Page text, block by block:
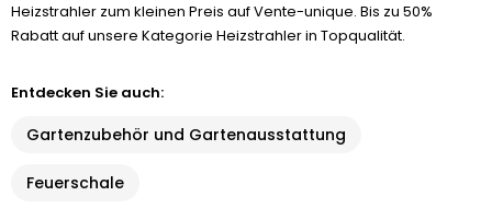
Heizstrahler zum kleinen Preis auf Vente-unique. Bis zu 50%
Rabatt auf unsere Kategorie Heizstrahler in Topqualität.
Entdecken Sie auch:
Gartenzubehör und Gartenausstattung
Feuerschale